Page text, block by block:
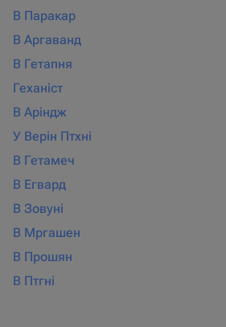
В Паракар
В Аргаванд
В Гетапня
Геханіст
В Аріндж
У Верін Птхні
В Гетамеч
В Егвард
В Зовуні
В Мргашен
В Прошян
В Птгні